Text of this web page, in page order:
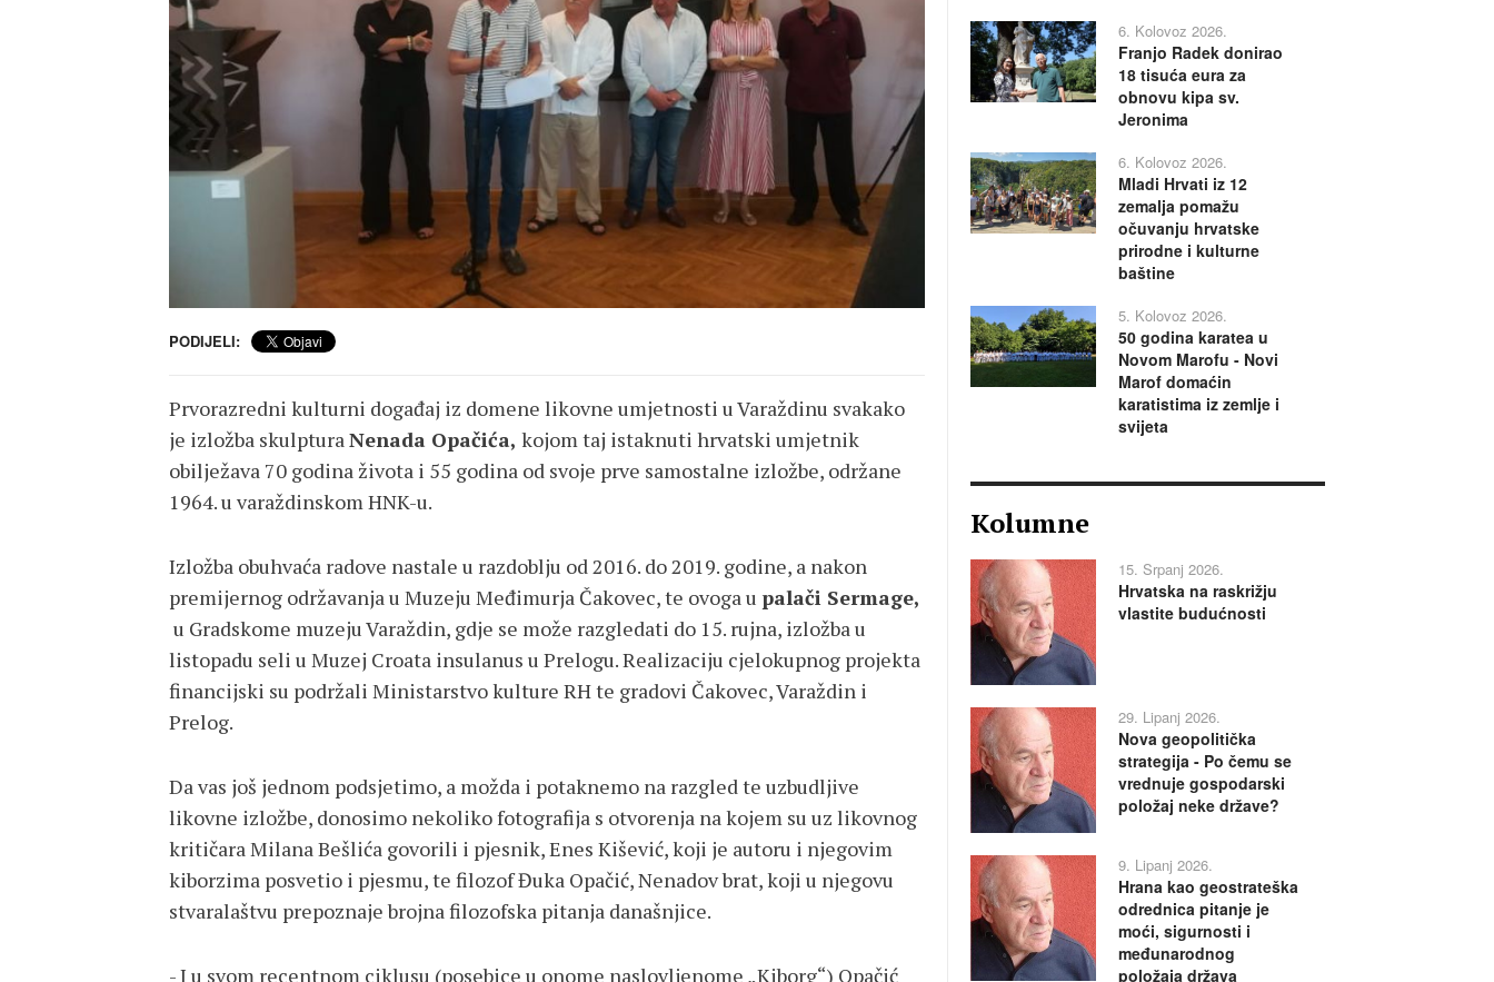
PODIJELI:
Prvorazredni kulturni događaj iz domene likovne umjetnosti u Varaždinu svakako
je izložba skulpturaNenada Opačića, kojom taj istaknuti hrvatski umjetnik
obilježava 70 godina života i 55 godina od svoje prve samostalne izložbe, održane
1964. u varaždinskom HNK-u.
Izložba obuhvaća radove nastale u razdoblju od 2016. do 2019. godine, a nakon
premijernog održavanja u Muzeju Međimurja Čakovec, te ovoga u palači Sermage,
u Gradskome muzeju Varaždin, gdje se može razgledati do 15. rujna, izložba u
listopadu seli u Muzej Croata insulanus u Prelogu. Realizaciju cjelokupnog projekta
financijski su podržali Ministarstvo kulture RH te gradovi Čakovec, Varaždin i
Prelog.
Da vas još jednom podsjetimo, a možda i potaknemo na razgled te uzbudljive
likovne izložbe, donosimo nekoliko fotografija s otvorenja na kojem su uz likovnog
kritičara Milana Bešlića govorili i pjesnik, Enes Kišević, koji je autoru i njegovim
kiborzima posvetio i pjesmu, te filozof Đuka Opačić, Nenadov brat, koji u njegovu
stvaralaštvu prepoznaje brojna filozofska pitanja današnjice.
- I u svom recentnom ciklusu (posebice u onome naslovljenome „Kiborg“) Opačić
6. Kolovoz 2026.
Franjo Radek donirao
18 tisuća eura za
obnovu kipa sv.
Jeronima
6. Kolovoz 2026.
Mladi Hrvati iz 12
zemalja pomažu
očuvanju hrvatske
prirodne i kulturne
baštine
5. Kolovoz 2026.
50 godina karatea u
Novom Marofu - Novi
Marof domaćin
karatistima iz zemlje i
svijeta
Kolumne
15. Srpanj 2026.
Hrvatska na raskrižju
vlastite budućnosti
29. Lipanj 2026.
Nova geopolitička
strategija - Po čemu se
vrednuje gospodarski
položaj neke države?
9. Lipanj 2026.
Hrana kao geostrateška
odrednica pitanje je
moći, sigurnosti i
međunarodnog
položaja država